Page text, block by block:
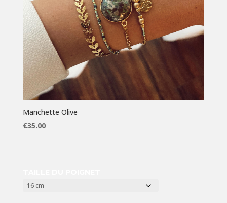
Manchette Olive
€35.00